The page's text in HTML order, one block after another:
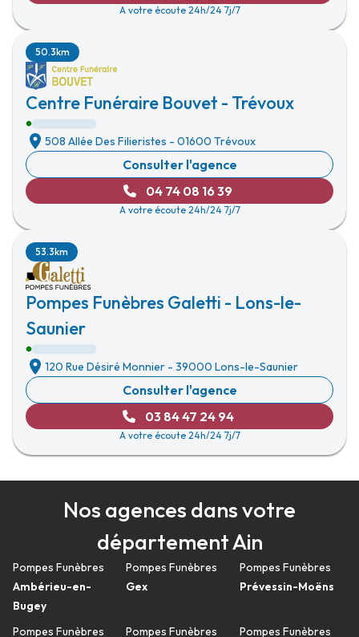
A votre écoute 24h/24 7j/7
Centre Funéraire Bouvet - Trévoux
50.3km
508 Allée Des Filieristes - 01600 Trévoux
Consulter l'agence
04 74 08 16 39
A votre écoute 24h/24 7j/7
Pompes Funèbres Galetti - Lons-le-
Saunier
53.3km
120 Rue Désiré Monnier - 39000 Lons-le-Saunier
Consulter l'agence
03 84 47 24 94
A votre écoute 24h/24 7j/7
Nos agences dans votre
département Ain
Pompes Funèbres
Ambérieu-en-
Bugey
Pompes Funèbres
Pompes Funèbres
Gex
Pompes Funèbres
Pompes Funèbres
Prévessin-Moëns
Pompes Funèbres